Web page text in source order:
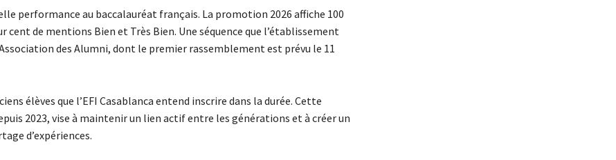
performance au baccalauréat français. La promotion 2026 affiche 100
de mentions Bien et Très Bien. Une séquence que l’établissement
des Alumni, dont le premier rassemblement est prévu le 11
élèves que l’EFI Casablanca entend inscrire dans la durée. Cette
2023, vise à maintenir un lien actif entre les générations et à créer un
d’expériences.